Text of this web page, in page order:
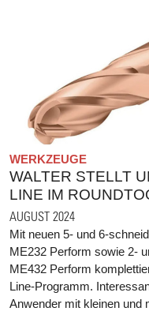
WERKZEUGE
WALTER STELLT
LINE IM
AUGUST 2024
Mit neuen 5- und 6-
ME232 Perform sowie 2-
ME432 Perform
Line-Programm.
Anwender mit kleinen und